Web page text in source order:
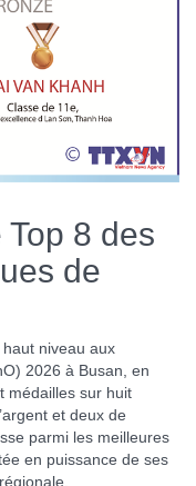
8 des
de
niveau aux
2026 à Busan, en
médailles sur huit
et deux de
parmi les meilleures
en puissance de ses